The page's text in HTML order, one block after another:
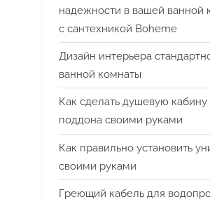
надежности в вашей ванной
с сантехникой Boheme
Дизайн интерьера
ванной комнаты
Как сделать душевую кабину
поддона своими руками
Как правильно установить
своими руками
Греющий кабель для